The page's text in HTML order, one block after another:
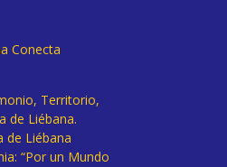
Conecta
Territorio,
de Liébana.
de Liébana
“Por un Mundo